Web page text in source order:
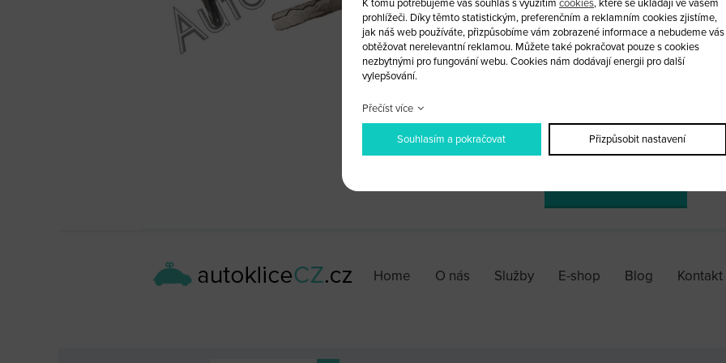
Vložka zámku dveří Fiat
Citroen JUMPER 2006-2014, Fiat
8/2006-2014
ks
Home O nás Služby E-shop Blog Kontakt
K tomu potřebujeme váš souhlas s využitím cookies, které se ukládají ve vašem
prohlížeči. Díky těmto statistickým, preferenčním a reklamním cookies zjistíme,
jak náš web používáte, přizpůsobíme vám zobrazené informace a nebudeme vás
obtěžovat nerelevantní reklamou. Můžete také pokračovat pouze s cookies
nezbytnými pro fungování webu. Cookies nám dodávají energii pro další
vylepšování.
Přečíst více
Souhlasím a pokračovat Přizpůsobit nastavení